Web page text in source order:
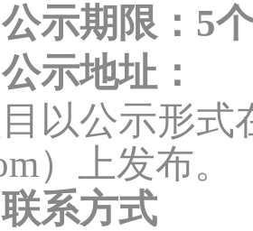
示期限： 5
示地址：
以公示形式
）上发布。
系方式